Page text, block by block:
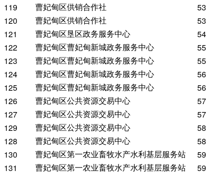
119
曹妃甸区供销合作社
53
120
曹妃甸区供销合作社
53
121
曹妃甸区垦区政务服务中心
54
122
曹妃甸区曹妃甸新城政务服务中心
55
123
曹妃甸区曹妃甸新城政务服务中心
55
124
曹妃甸区曹妃甸新城政务服务中心
56
125
曹妃甸区曹妃甸新城政务服务中心
56
126
曹妃甸区公共资源交易中心
57
127
曹妃甸区公共资源交易中心
57
129
曹妃甸区公共资源交易中心
58
128
曹妃甸区公共资源交易中心
58
130
曹妃甸区第一农业畜牧水产水利基层服务站
59
131
曹妃甸区第一农业畜牧水产水利基层服务站
59